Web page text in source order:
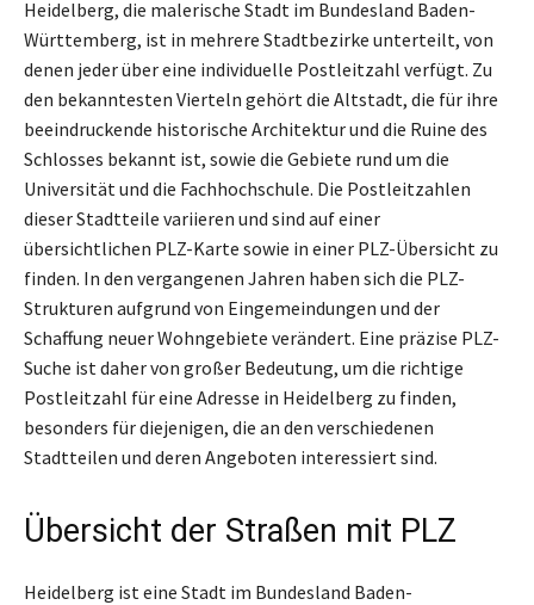
Heidelberg, die malerische Stadt im Bundesland Baden-
Württemberg, ist in mehrere Stadtbezirke unterteilt, von
denen jeder über eine individuelle Postleitzahl verfügt. Zu
den bekanntesten Vierteln gehört die Altstadt, die für ihre
beeindruckende historische Architektur und die Ruine des
Schlosses bekannt ist, sowie die Gebiete rund um die
Universität und die Fachhochschule. Die Postleitzahlen
dieser Stadtteile variieren und sind auf einer
übersichtlichen PLZ-Karte sowie in einer PLZ-Übersicht zu
finden. In den vergangenen Jahren haben sich die PLZ-
Strukturen aufgrund von Eingemeindungen und der
Schaffung neuer Wohngebiete verändert. Eine präzise PLZ-
Suche ist daher von großer Bedeutung, um die richtige
Postleitzahl für eine Adresse in Heidelberg zu finden,
besonders für diejenigen, die an den verschiedenen
Stadtteilen und deren Angeboten interessiert sind.
Übersicht der Straßen mit PLZ
Heidelberg ist eine Stadt im Bundesland Baden-